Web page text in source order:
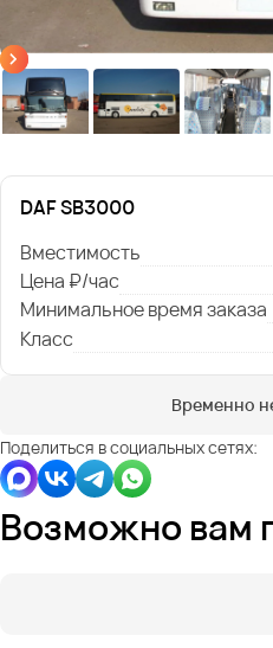
DAF SB3000
Вместимость
Цена ₽/час
Минимальное время заказа
Класс
Временно
Поделиться в социальных сетях:
Возможно вам